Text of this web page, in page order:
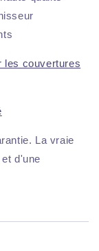
les couvertures
La vraie
d'une